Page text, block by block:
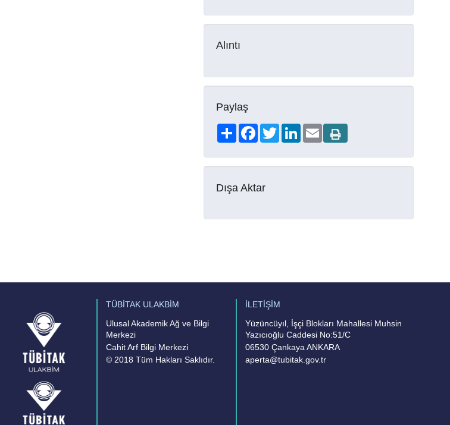
Alıntı
Paylaş
ShareFacebookTwitterLinkedIn
Email
Dışa Aktar
TÜBİTAK ULAKBİM
Ulusal Akademik Ağ ve Bilgi
Merkezi
Cahit Arf Bilgi Merkezi
© 2018 Tüm Hakları Saklıdır.
İLETİŞİM
Yüzüncüyıl, İşçi Blokları Mahallesi Muhsin
Yazıcıoğlu Caddesi No:51/C
06530 Çankaya ANKARA
aperta@tubitak.gov.tr